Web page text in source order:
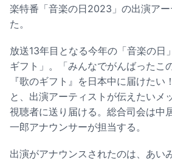
楽特番「音楽の日2023」の出演ア
た。
放送13年目となる今年の「音楽の日
ギフト」。「みんなでがんばったこ
『歌のギフト』を日本中に届けたい
と、出演アーティストが伝えたいメ
視聴者に送り届ける。総合司会は中
一郎アナウンサーが担当する。
出演がアナウンスされたのは、あい